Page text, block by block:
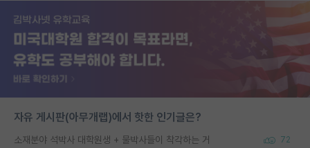
자유 게시판(아무개랩)에서 핫한 인기글은?
소재분야 석박사 대학원생 + 물박사들이 착각하는 거 72